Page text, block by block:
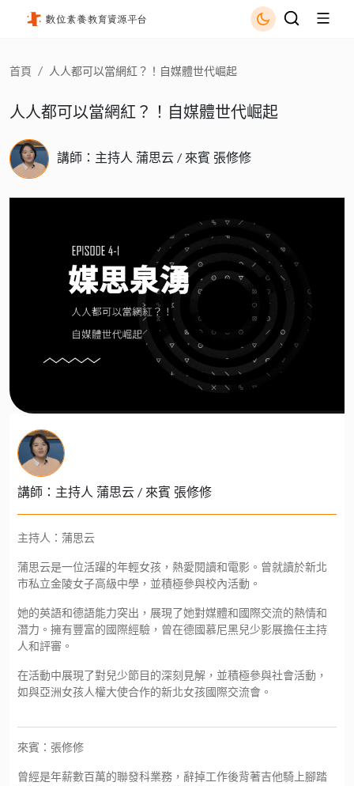
人人都可以當網紅？！自媒體世代崛起 - 國立公共資訊圖書館
首頁 人人都可以當網紅？！自媒體世代崛起
人人都可以當網紅？！自媒體世代崛起
講師：主持人 蒲思云 / 來賓 張修修
講師：主持人 蒲思云 / 來賓 張修修
主持人：蒲思云
蒲思云是一位活躍的年輕女孩，熱愛閱讀和電影。曾就讀於新北
市私立金陵女子高級中學，並積極參與校內活動。
她的英語和德語能力突出，展現了她對媒體和國際交流的熱情和
潛力。擁有豐富的國際經驗，曾在德國慕尼黑兒少影展擔任主持
人和評審。
在活動中展現了對兒少節目的深刻見解，並積極參與社會活動，
如與亞洲女孩人權大使合作的新北女孩國際交流會。
來賓：張修修
曾經是年薪數百萬的聯發科業務，辭掉工作後背著吉他騎上腳踏